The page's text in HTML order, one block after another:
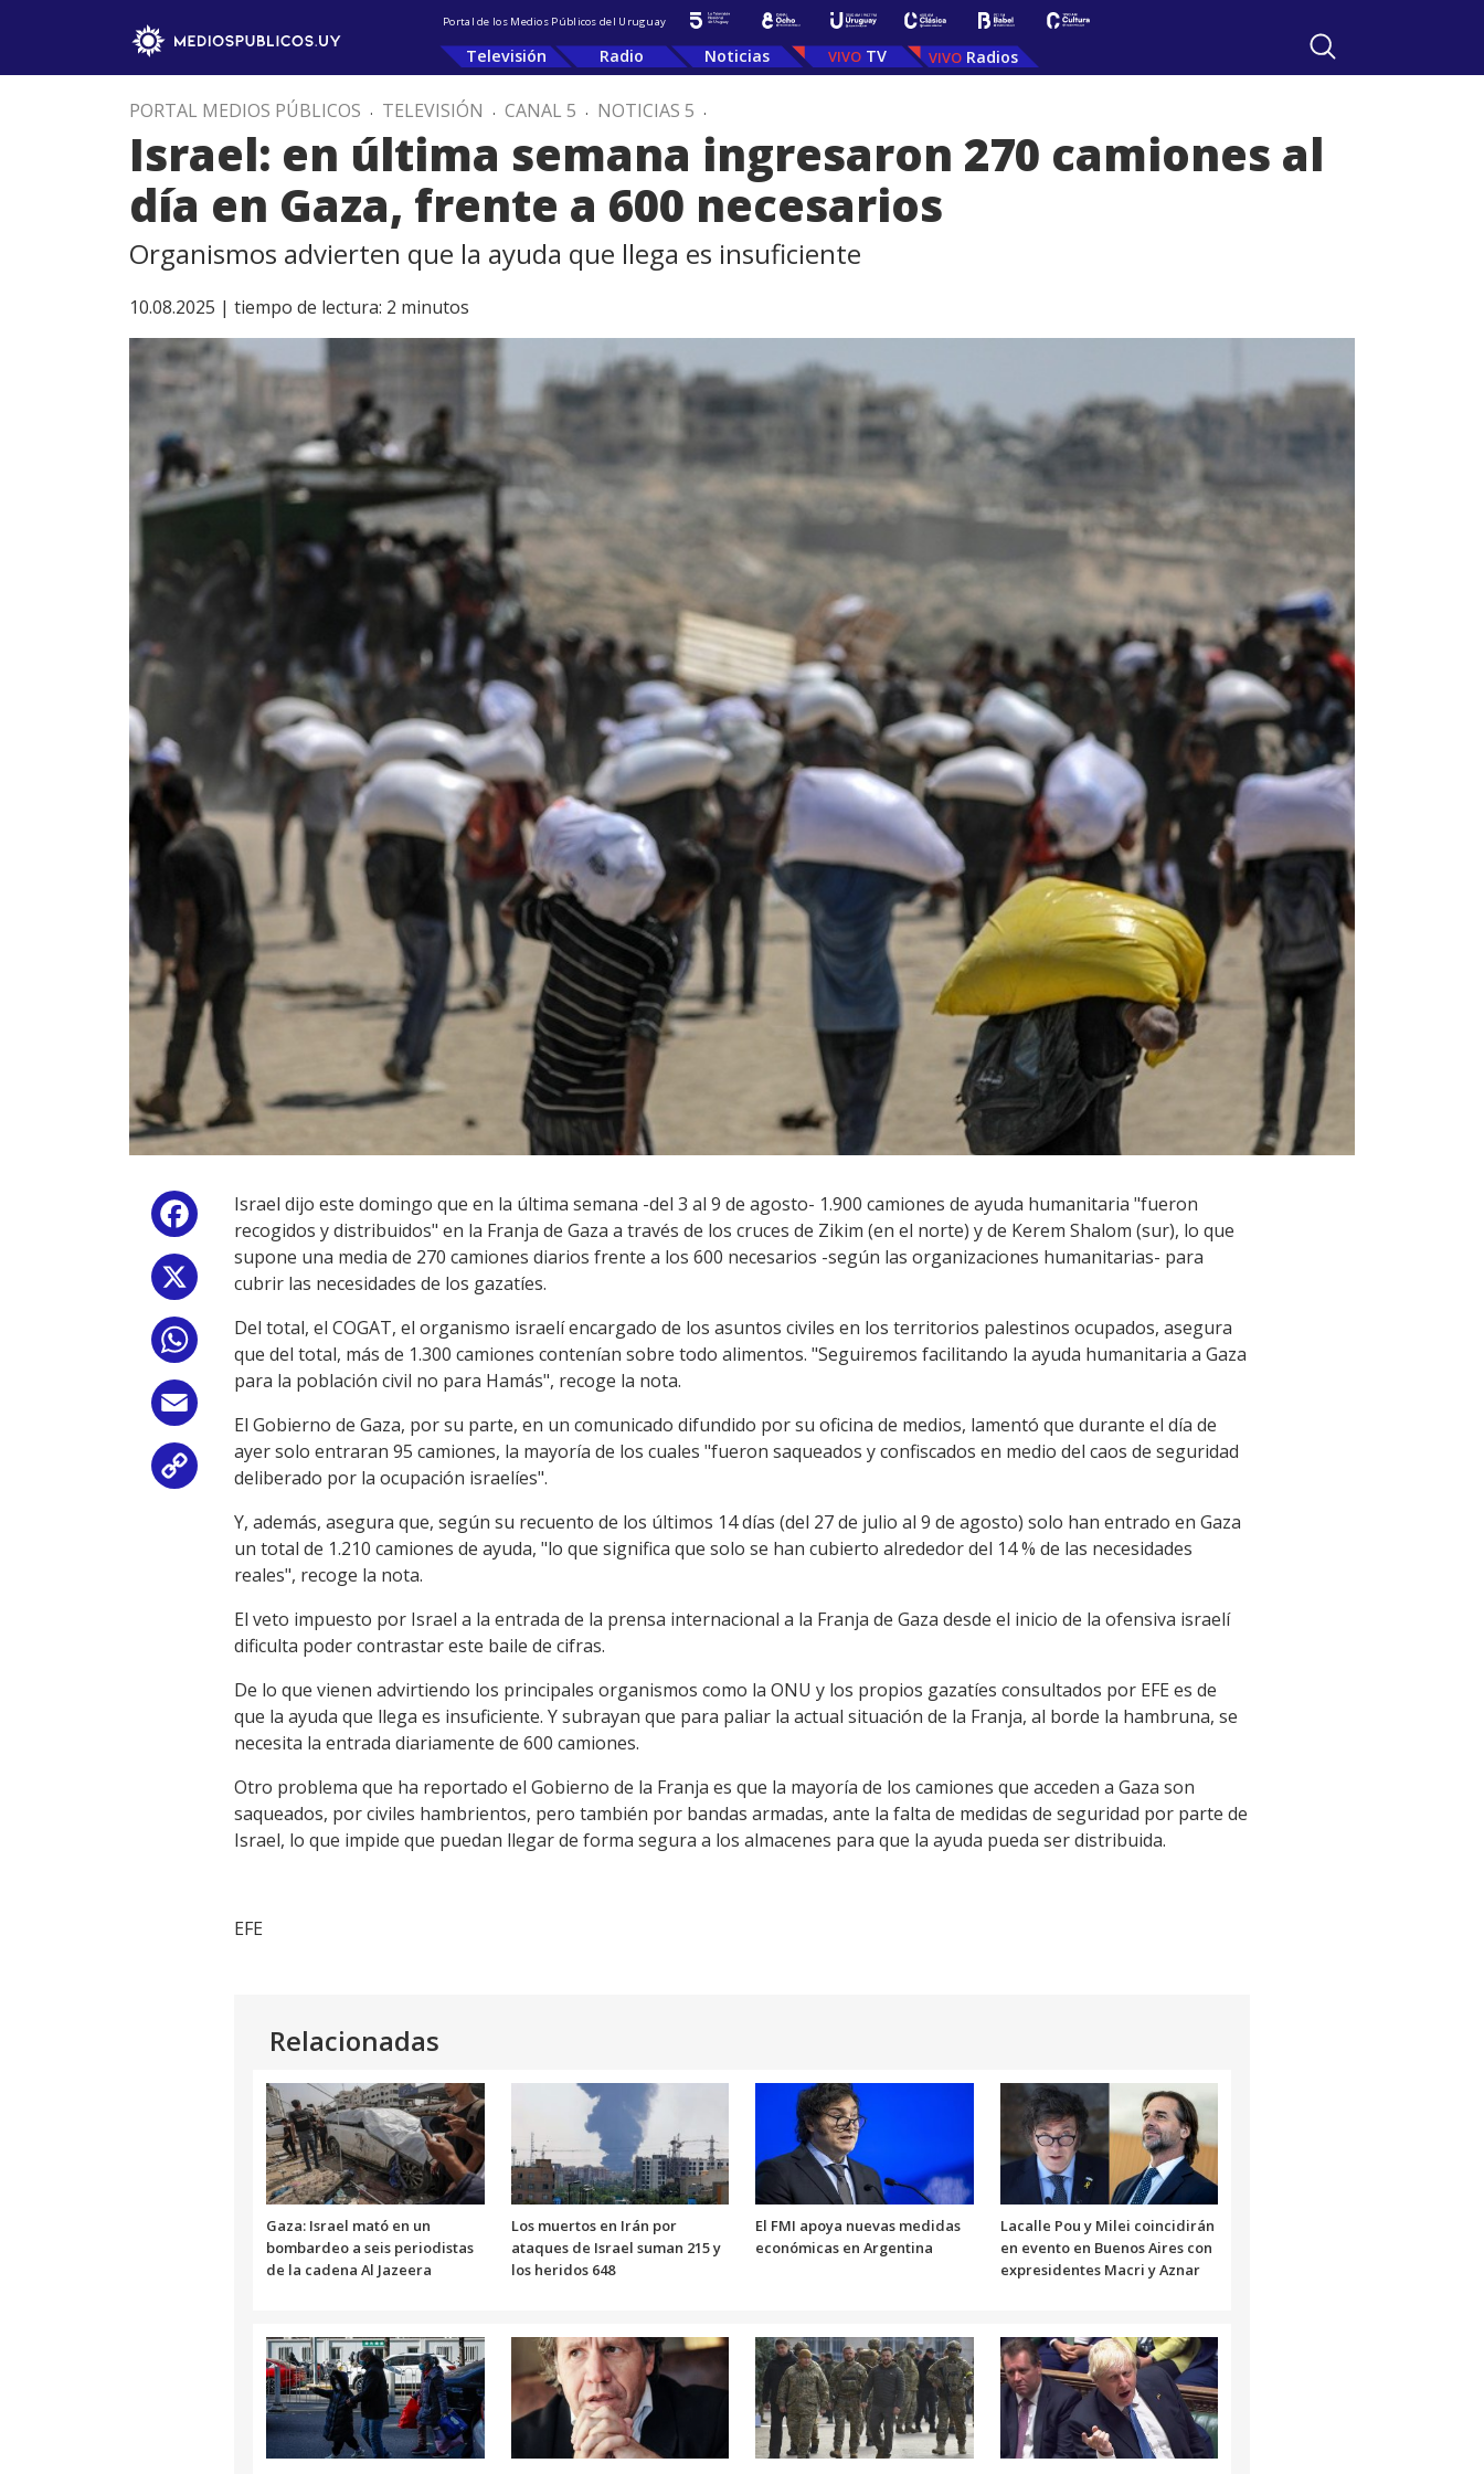
Portal de los Medios Públicos del Uruguay
Televisión Radio Noticias TV Radios
PORTAL MEDIOS PÚBLICOS . TELEVISIÓN . CANAL 5 . NOTICIAS 5 .
Israel: en última semana ingresaron 270 camiones al
día en Gaza, frente a 600 necesarios
Organismos advierten que la ayuda que llega es insuficiente
10.08.2025 | tiempo de lectura: 2 minutos
Facebook
WhatsApp
Copy
Link
Israel dijo este domingo que en la última semana -del 3 al 9 de agosto- 1.900 camiones de ayuda humanitaria "fueron
recogidos y distribuidos" en la Franja de Gaza a través de los cruces de Zikim (en el norte) y de Kerem Shalom (sur), lo que
supone una media de 270 camiones diarios frente a los 600 necesarios -según las organizaciones humanitarias- para
cubrir las necesidades de los gazatíes.
Del total, el COGAT, el organismo israelí encargado de los asuntos civiles en los territorios palestinos ocupados, asegura
que del total, más de 1.300 camiones contenían sobre todo alimentos. "Seguiremos facilitando la ayuda humanitaria a Gaza
para la población civil no para Hamás", recoge la nota.
El Gobierno de Gaza, por su parte, en un comunicado difundido por su oficina de medios, lamentó que durante el día de
ayer solo entraran 95 camiones, la mayoría de los cuales "fueron saqueados y confiscados en medio del caos de seguridad
deliberado por la ocupación israelíes".
Y, además, asegura que, según su recuento de los últimos 14 días (del 27 de julio al 9 de agosto) solo han entrado en Gaza
un total de 1.210 camiones de ayuda, "lo que significa que solo se han cubierto alrededor del 14 % de las necesidades
reales", recoge la nota.
El veto impuesto por Israel a la entrada de la prensa internacional a la Franja de Gaza desde el inicio de la ofensiva israelí
dificulta poder contrastar este baile de cifras.
De lo que vienen advirtiendo los principales organismos como la ONU y los propios gazatíes consultados por EFE es de
que la ayuda que llega es insuficiente. Y subrayan que para paliar la actual situación de la Franja, al borde la hambruna, se
necesita la entrada diariamente de 600 camiones.
Otro problema que ha reportado el Gobierno de la Franja es que la mayoría de los camiones que acceden a Gaza son
saqueados, por civiles hambrientos, pero también por bandas armadas, ante la falta de medidas de seguridad por parte de
Israel, lo que impide que puedan llegar de forma segura a los almacenes para que la ayuda pueda ser distribuida.
EFE
Relacionadas
Gaza: Israel mató en un
bombardeo a seis periodistas
de la cadena Al Jazeera
Los muertos en Irán por
ataques de Israel suman 215 y
los heridos 648
El FMI apoya nuevas medidas
económicas en Argentina
Lacalle Pou y Milei coincidirán
en evento en Buenos Aires con
expresidentes Macri y Aznar